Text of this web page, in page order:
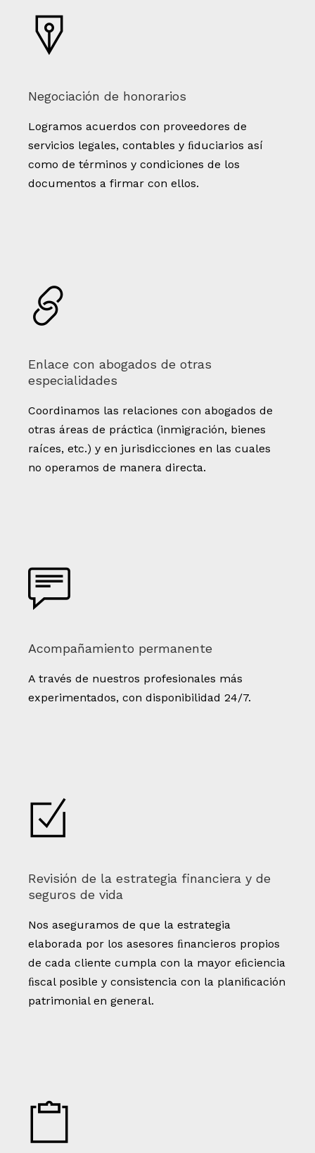
Negociación de honorarios
Logramos acuerdos con proveedores de
servicios legales, contables y ﬁduciarios así
como de términos y condiciones de los
documentos a firmar con ellos.
Enlace con abogados de otras
especialidades
Coordinamos las relaciones con abogados de
otras áreas de práctica (inmigración, bienes
raíces, etc.) y en jurisdicciones en las cuales
no operamos de manera directa.
Acompañamiento permanente
A través de nuestros profesionales más
experimentados, con disponibilidad 24/7.
Revisión de la estrategia financiera y de
seguros de vida
Nos aseguramos de que la estrategia
elaborada por los asesores ﬁnancieros propios
de cada cliente cumpla con la mayor eﬁciencia
ﬁscal posible y consistencia con la planiﬁcación
patrimonial en general.